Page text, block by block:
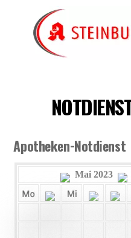
content
Apotheken-Notdienst
Mai 2023